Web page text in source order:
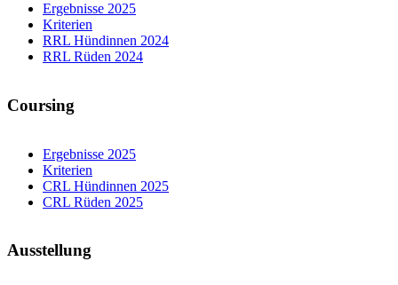
Ergebnisse 2025
Kriterien
RRL Hündinnen 2024
RRL Rüden 2024
Coursing
Ergebnisse 2025
Kriterien
CRL Hündinnen 2025
CRL Rüden 2025
Ausstellung